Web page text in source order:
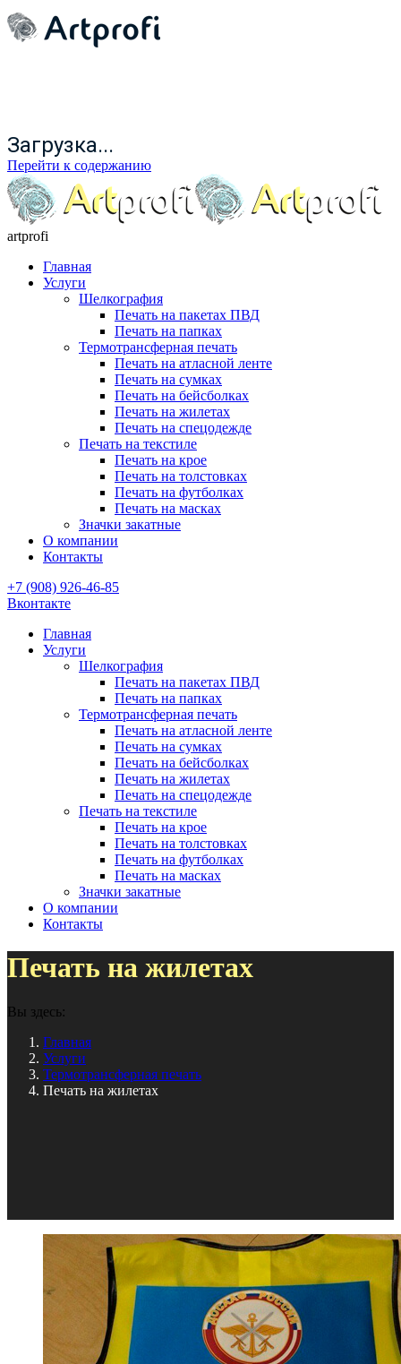
Загрузка...
Перейти к содержанию
artprofi
Главная
Услуги
Шелкография
Печать на пакетах ПВД
Печать на папках
Термотрансферная печать
Печать на атласной ленте
Печать на сумках
Печать на бейсболках
Печать на жилетах
Печать на спецодежде
Печать на текстиле
Печать на крое
Печать на толстовках
Печать на футболках
Печать на масках
Значки закатные
О компании
Контакты
+7 (908) 926-46-85
Вконтакте
Главная
Услуги
Шелкография
Печать на пакетах ПВД
Печать на папках
Термотрансферная печать
Печать на атласной ленте
Печать на сумках
Печать на бейсболках
Печать на жилетах
Печать на спецодежде
Печать на текстиле
Печать на крое
Печать на толстовках
Печать на футболках
Печать на масках
Значки закатные
О компании
Контакты
Печать на жилетах
Вы здесь:
Главная
Услуги
Термотрансферная печать
Печать на жилетах